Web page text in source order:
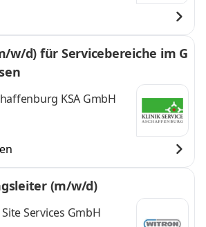
Karlsruhe,
Ludwigshafen/Rh.,
Mainz, Trier, Worms
w/d) für Servicebereiche im G
KSA GmbH
(m/w/d)
Services GmbH